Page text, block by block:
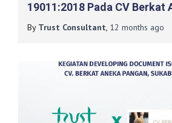
19011:2018 Pada CV Berkat
By Trust Consultant, 12 months ago